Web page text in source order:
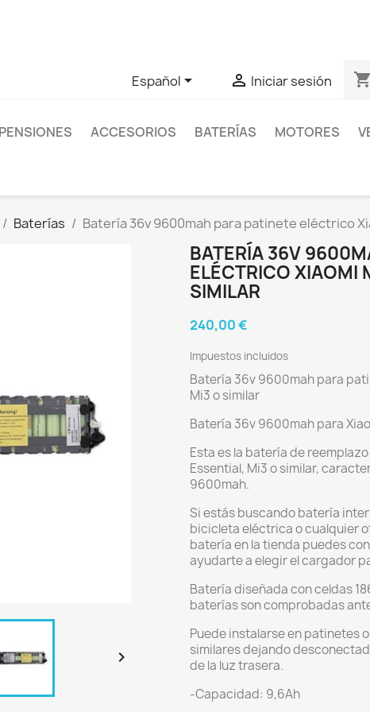
Español  Iniciar sesión shopping_cart
ACCESORIOS BATERÍAS MOTORES
Baterías Batería 36v 9600mah para patinete eléctrico

BATERÍA 36V
ELÉCTRICO XIAOMI
SIMILAR
240,00 €
Impuestos incluidos
Batería 36v 9600mah para
Mi3 o similar
Batería 36v 9600mah para
Esta es la batería de
Essential, Mi3 o similar,
9600mah.
Si estás buscando batería
bicicleta eléctrica o cualquier
batería en la tienda puedes
ayudarte a elegir el cargador
Batería diseñada con celdas
baterías son comprobadas
Puede instalarse en patinetes
similares dejando
de la luz trasera.
-Capacidad: 9,6Ah